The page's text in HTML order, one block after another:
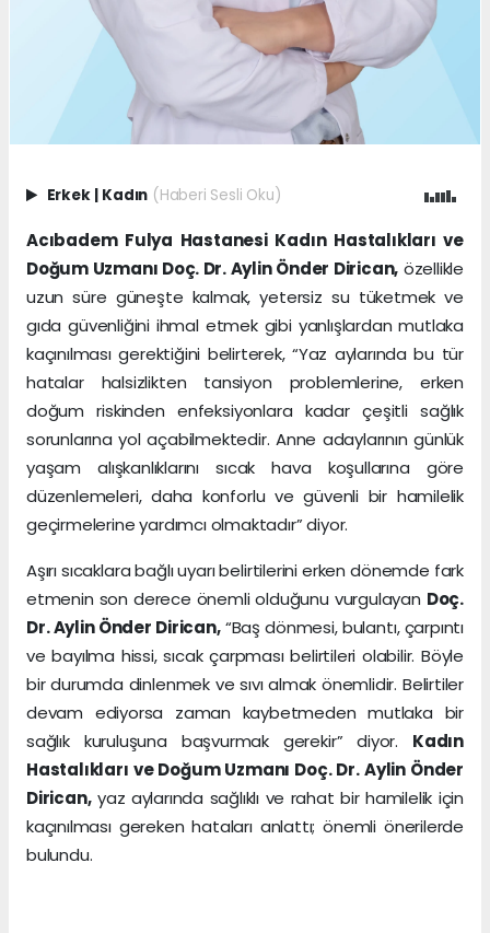
Erkek | Kadın (Haberi Sesli Oku)
Acıbadem Fulya Hastanesi Kadın Hastalıkları ve
Doğum Uzmanı Doç. Dr. Aylin Önder Dirican, özellikle
uzun süre güneşte kalmak, yetersiz su tüketmek ve
gıda güvenliğini ihmal etmek gibi yanlışlardan mutlaka
kaçınılması gerektiğini belirterek, “Yaz aylarında bu tür
hatalar halsizlikten tansiyon problemlerine, erken
doğum riskinden enfeksiyonlara kadar çeşitli sağlık
sorunlarına yol açabilmektedir. Anne adaylarının günlük
yaşam alışkanlıklarını sıcak hava koşullarına göre
düzenlemeleri, daha konforlu ve güvenli bir hamilelik
geçirmelerine yardımcı olmaktadır” diyor.
Aşırı sıcaklara bağlı uyarı belirtilerini erken dönemde fark
etmenin son derece önemli olduğunu vurgulayan Doç.
Dr. Aylin Önder Dirican,“Baş dönmesi, bulantı, çarpıntı
ve bayılma hissi, sıcak çarpması belirtileri olabilir. Böyle
bir durumda dinlenmek ve sıvı almak önemlidir. Belirtiler
devam ediyorsa zaman kaybetmeden mutlaka bir
sağlık kuruluşuna başvurmak gerekir” diyor. Kadın
Hastalıkları ve Doğum Uzmanı Doç. Dr. Aylin Önder
Dirican,yaz aylarında sağlıklı ve rahat bir hamilelik için
kaçınılması gereken hataları anlattı; önemli önerilerde
bulundu.